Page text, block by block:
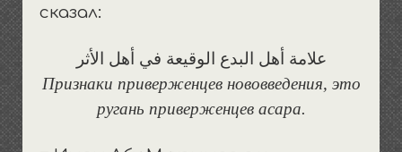
сказал:
علامة أهل البدع الوقيعة في أهل الأثر
Признаки приверженцев нововведения, это
ругань приверженцев асара.